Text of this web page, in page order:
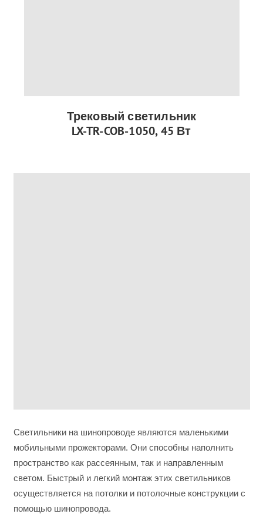
Трековый светильник
LX-TR-COB-1050, 45 Вт
Светильники на шинопроводе являются маленькими
мобильными прожекторами. Они способны наполнить
пространство как рассеянным, так и направленным
светом. Быстрый и легкий монтаж этих светильников
осуществляется на потолки и потолочные конструкции с
помощью шинопровода.